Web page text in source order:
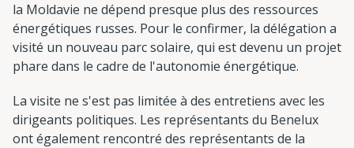
la Moldavie ne dépend presque plus des ressources
énergétiques russes. Pour le confirmer, la délégation a
visité un nouveau parc solaire, qui est devenu un projet
phare dans le cadre de l'autonomie énergétique.
La visite ne s'est pas limitée à des entretiens avec les
dirigeants politiques. Les représentants du Benelux
ont également rencontré des représentants de la